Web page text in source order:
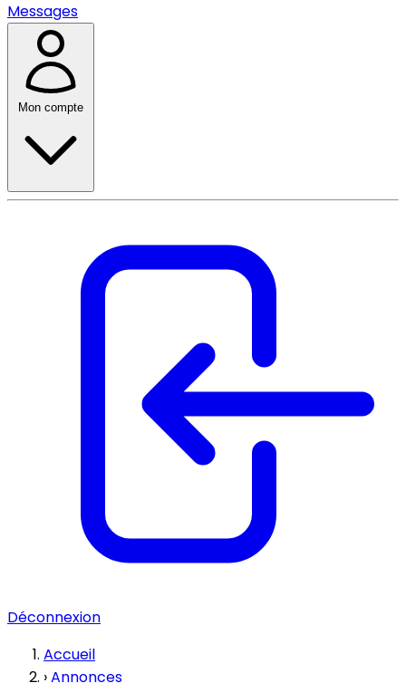
Messages
Mon compte
Déconnexion
Accueil
›Annonces